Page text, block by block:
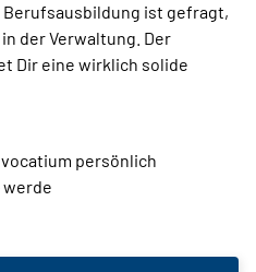
ist gefragt,
der Verwaltung. Der
Dir eine wirklich solide
persönlich
werde